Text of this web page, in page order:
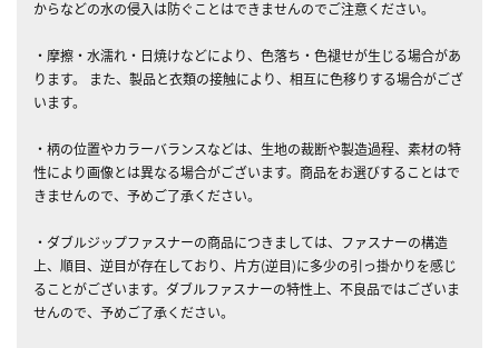
からなどの水の侵入は防ぐことはできませんのでご注意ください。
・摩擦・水濡れ・日焼けなどにより、色落ち・色褪せが生じる場合があ
ります。 また、製品と衣類の接触により、相互に色移りする場合がござ
います。
・柄の位置やカラーバランスなどは、生地の裁断や製造過程、素材の特
性により画像とは異なる場合がございます。商品をお選びすることはで
きませんので、予めご了承ください。
・ダブルジップファスナーの商品につきましては、ファスナーの構造
上、順目、逆目が存在しており、片方(逆目)に多少の引っ掛かりを感じ
ることがございます。ダブルファスナーの特性上、不良品ではございま
せんので、予めご了承ください。